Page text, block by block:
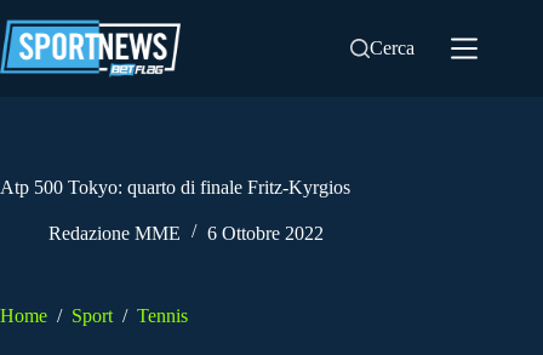
al
contenuto
Cerca
Atp 500 Tokyo: quarto di finale Fritz-Kyrgios
Redazione MME 6 Ottobre 2022
Home / Sport / Tennis